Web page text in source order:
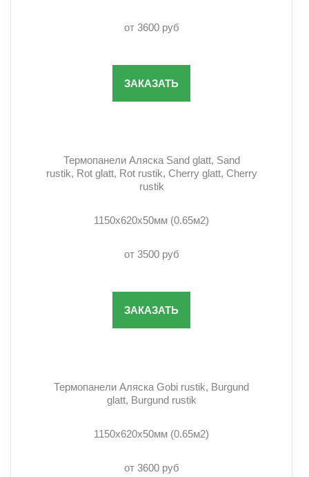
от 3600 руб
ЗАКАЗАТЬ
Термопанели Аляска Sand glatt, Sand
rustik, Rot glatt, Rot rustik, Cherry glatt, Cherry
rustik
1150х620х50мм (0.65м2)
от 3500 руб
ЗАКАЗАТЬ
Термопанели Аляска Gobi rustik, Burgund
glatt, Burgund rustik
1150х620х50мм (0.65м2)
от 3600 руб